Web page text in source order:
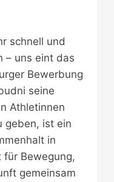
schnell und
– uns eint das
Bewerbung
seine
Athletinnen
geben, ist ein
in
Bewegung,
gemeinsam